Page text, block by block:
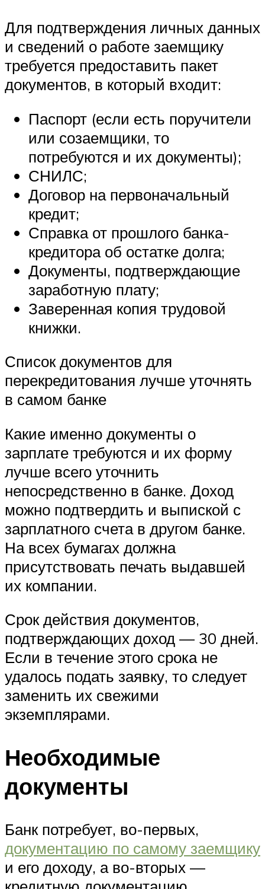
Для подтверждения личных данных
и сведений о работе заемщику
требуется предоставить пакет
документов, в который входит:
Паспорт (если есть поручители
или созаемщики, то
потребуются и их документы);
СНИЛС;
Договор на первоначальный
кредит;
Справка от прошлого банка-
кредитора об остатке долга;
Документы, подтверждающие
заработную плату;
Заверенная копия трудовой
книжки.
Список документов для
перекредитования лучше уточнять
в самом банке
Какие именно документы о
зарплате требуются и их форму
лучше всего уточнить
непосредственно в банке. Доход
можно подтвердить и выпиской с
зарплатного счета в другом банке.
На всех бумагах должна
присутствовать печать выдавшей
их компании.
Срок действия документов,
подтверждающих доход — 30 дней.
Если в течение этого срока не
удалось подать заявку, то следует
заменить их свежими
экземплярами.
Необходимые
документы
Банк потребует, во-первых,
документацию по самому заемщику
и его доходу, а во-вторых —